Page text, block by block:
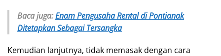
Baca juga:Enam Pengusaha Rental di Pontianak
Ditetapkan Sebagai Tersangka
Kemudian lanjutnya, tidak memasak dengan cara